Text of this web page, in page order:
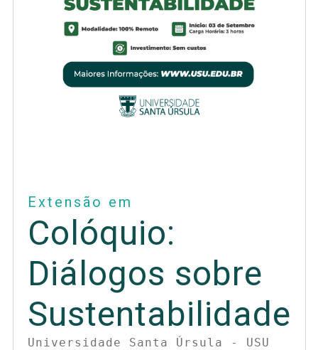
Extensão em
Colóquio:
Diálogos​​ sobre
Sustentabilidade
Universidade Santa Úrsula - USU